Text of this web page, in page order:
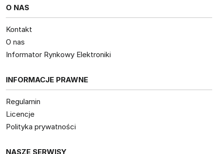
O NAS
Kontakt
O nas
Informator Rynkowy Elektroniki
INFORMACJE PRAWNE
Regulamin
Licencje
Polityka prywatności
NASZE SERWISY